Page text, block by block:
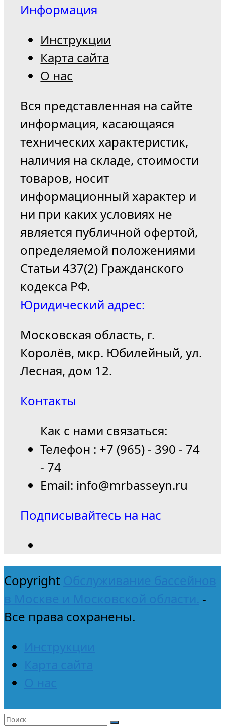
Информация
Инструкции
Карта сайта
О нас
Вся представленная на сайте
информация, касающаяся
технических характеристик,
наличия на складе, стоимости
товаров, носит
информационный характер и
ни при каких условиях не
является публичной офертой,
определяемой положениями
Статьи 437(2) Гражданского
кодекса РФ.
Юридический адрес:
Московская область, г.
Королёв, мкр. Юбилейный, ул.
Лесная, дом 12.
Контакты
Как с нами связаться:
Телефон : +7 (965) - 390 - 74
- 74
Email: info@mrbasseyn.ru
Подписывайтесь на нас
Copyright Обслуживание бассейнов
в Москве и Московской области. -
Все права сохранены.
Инструкции
Карта сайта
О нас